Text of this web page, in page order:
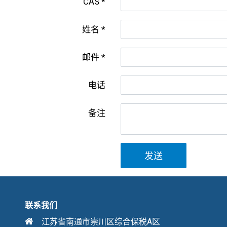
姓名
邮件
电话
备注
发送
联系我们
江苏省南通市崇川区综合保税A区